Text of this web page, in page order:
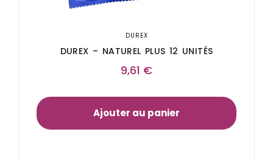
DUREX
DUREX – NATUREL PLUS 12 UNITÉS
9,61 €
Ajouter au panier